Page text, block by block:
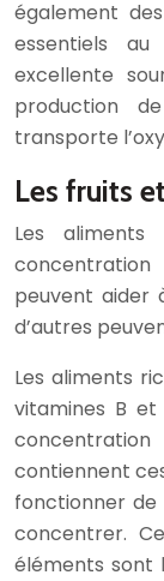
également
essentiels
excellente
production
transporte
Les fruits
Les
peuvent aider
d’autres
Les aliments
vitamines B
contiennent
fonctionner de
concentrer.
éléments sont